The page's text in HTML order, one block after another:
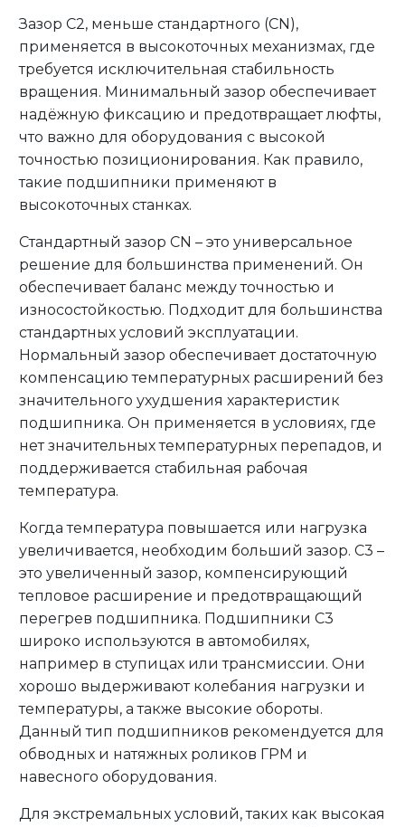
Зазор C2, меньше стандартного (CN),
применяется в высокоточных механизмах, где
требуется исключительная стабильность
вращения. Минимальный зазор обеспечивает
надёжную фиксацию и предотвращает люфты,
что важно для оборудования с высокой
точностью позиционирования. Как правило,
такие подшипники применяют в
высокоточных станках.
Стандартный зазор CN – это универсальное
решение для большинства применений. Он
обеспечивает баланс между точностью и
износостойкостью. Подходит для большинства
стандартных условий эксплуатации.
Нормальный зазор обеспечивает достаточную
компенсацию температурных расширений без
значительного ухудшения характеристик
подшипника. Он применяется в условиях, где
нет значительных температурных перепадов, и
поддерживается стабильная рабочая
температура.
Когда температура повышается или нагрузка
увеличивается, необходим больший зазор. C3 –
это увеличенный зазор, компенсирующий
тепловое расширение и предотвращающий
перегрев подшипника. Подшипники C3
широко используются в автомобилях,
например в ступицах или трансмиссии. Они
хорошо выдерживают колебания нагрузки и
температуры, а также высокие обороты.
Данный тип подшипников рекомендуется для
обводных и натяжных роликов ГРМ и
навесного оборудования.
Для экстремальных условий, таких как высокая